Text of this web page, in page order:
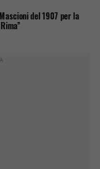
del 1907 per la